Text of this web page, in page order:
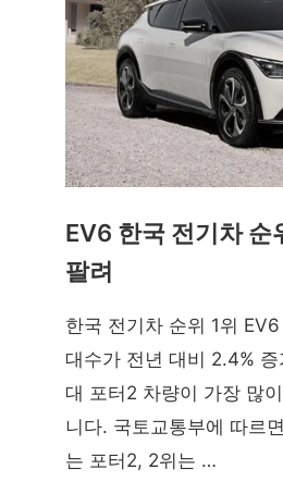
EV6 한국 전기차 순
팔려
한국 전기차 순위 1위
대수가 전년 대비 2.4%
대 포터2 차량이 가장 많
니다. 국토교통부에 따르
는 포터2, 2위는 …